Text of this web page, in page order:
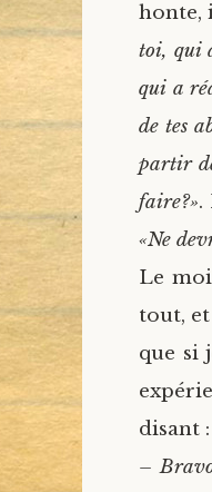
honte,
toi, qui
qui a
de tes
partir
faire?».
«Ne
Le
tout,
que si
disant :
–